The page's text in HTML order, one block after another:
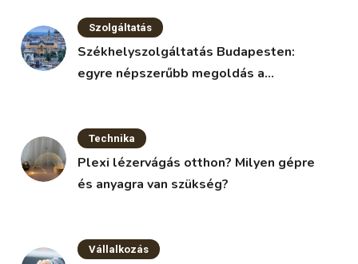
Szolgáltatás
Székhelyszolgáltatás Budapesten:
egyre népszerűbb megoldás a
Technika
Plexi lézervágás otthon? Milyen gépre
és anyagra van szükség?
Vállalkozás